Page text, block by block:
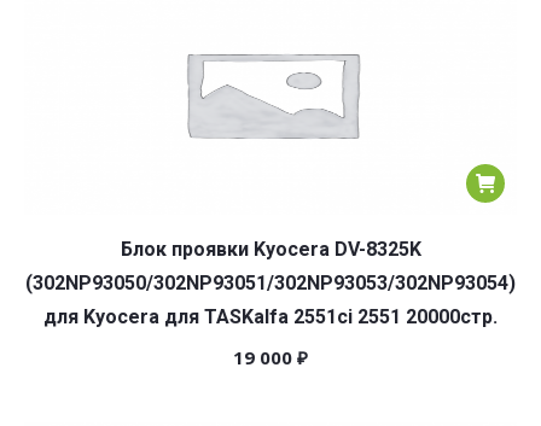
Блок проявки Kyocera DV-8325K
(302NP93050/302NP93051/302NP93053/302NP93054)
для Kyocera для TASKalfa 2551ci 2551 20000стр.
19 000 ₽